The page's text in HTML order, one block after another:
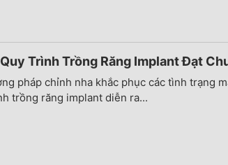
Trình Trồng Răng Implant Đạt
pháp chỉnh nha khắc phục các tình trạng
trồng răng implant diễn ra...